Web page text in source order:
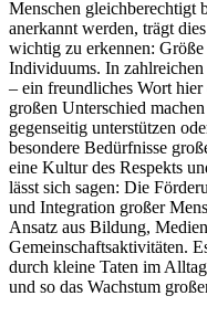
Menschen gleichberechtigt
anerkannt werden, trägt
wichtig zu erkennen:
Individuums. In
– ein freundliches Wort
großen Unterschied
gegenseitig unterstützen
besondere Bedürfnisse
eine Kultur des Respekts
lässt sich sagen: Die
und Integration großer
Ansatz aus Bildung,
Gemeinschaftsaktivitäten.
durch kleine Taten im
und so das Wachstum